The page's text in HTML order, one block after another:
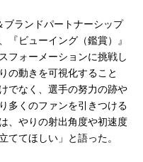
ランドパートナーシップ
『ビューイング（鑑賞）』
フォーメーションに挑戦し
の動きを可視化すること
でなく、選手の努力の跡や
多くのファンを引きつける
、やりの射出角度や初速度
ててほしい」と語った。